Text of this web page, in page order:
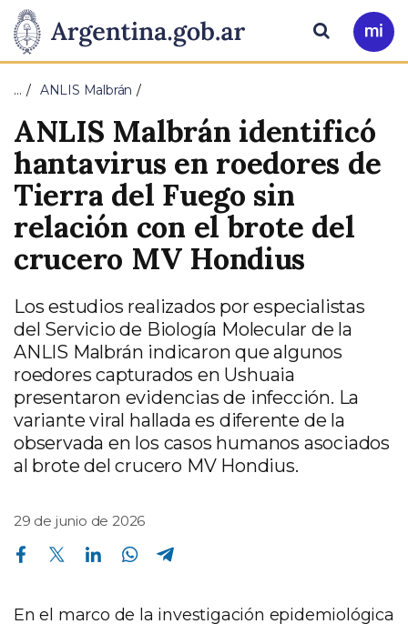
Presidencia
de
Nación
Pasar al contenido principal
Ir
a
Buscar
… ANLIS Malbrán
ANLIS Malbrán identificó
hantavirus en roedores de
Tierra del Fuego sin
relación con el brote del
crucero MV Hondius
Los estudios realizados por especialistas
del Servicio de Biología Molecular de la
ANLIS Malbrán indicaron que algunos
roedores capturados en Ushuaia
presentaron evidencias de infección. La
variante viral hallada es diferente de la
observada en los casos humanos asociados
al brote del crucero MV Hondius.
29 de junio de 2026
Compartir en Facebook Compartir en Twitter Compartir en Linkedin Compartir en Whatsapp
En el marco de la investigación epidemiológica